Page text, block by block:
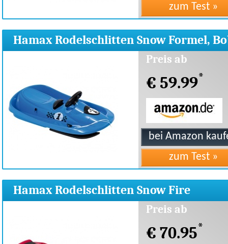
Hamax Rodelschlitten Snow Formel,
Preis ab
€ 59.99*
Hamax Rodelschlitten Snow Fire
Preis ab
€ 70.95*